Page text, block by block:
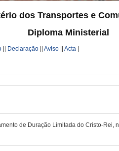
dos Transportes e
Diploma Ministerial
|| Declaração || Aviso || Acta |
de Duração Limitada do Cristo-Rei,